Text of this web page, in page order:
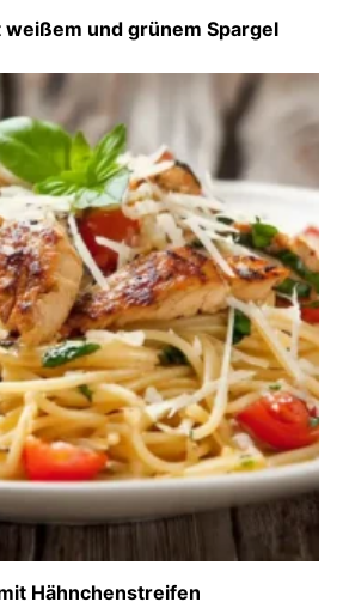
und grünem Spargel
Hähnchenstreifen